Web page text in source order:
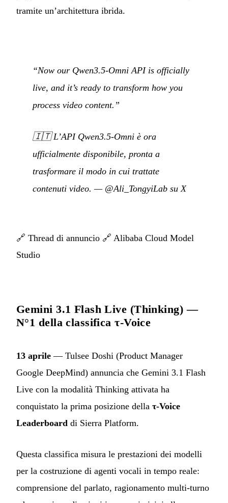
tramite un’architettura ibrida.
“Now our Qwen3.5-Omni API is officially
live, and it’s ready to transform how you
process video content.”
🇮🇹L’API Qwen3.5-Omni è ora
ufficialmente disponibile, pronta a
trasformare il modo in cui trattate
contenuti video. — @Ali_TongyiLab su X
🔗 Thread di annuncio 🔗 Alibaba Cloud Model
Studio
Gemini 3.1 Flash Live (Thinking) —
N°1 della classifica τ-Voice
13 aprile — Tulsee Doshi (Product Manager
Google DeepMind) annuncia che Gemini 3.1 Flash
Live con la modalità Thinking attivata ha
conquistato la prima posizione della τ-Voice
Leaderboard di Sierra Platform.
Questa classifica misura le prestazioni dei modelli
per la costruzione di agenti vocali in tempo reale:
comprensione del parlato, ragionamento multi-turno